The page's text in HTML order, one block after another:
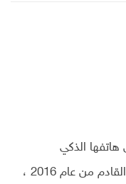
الذكي
Samsung Galaxy S8 في شهر فبراير القادم من عام 2016 ،